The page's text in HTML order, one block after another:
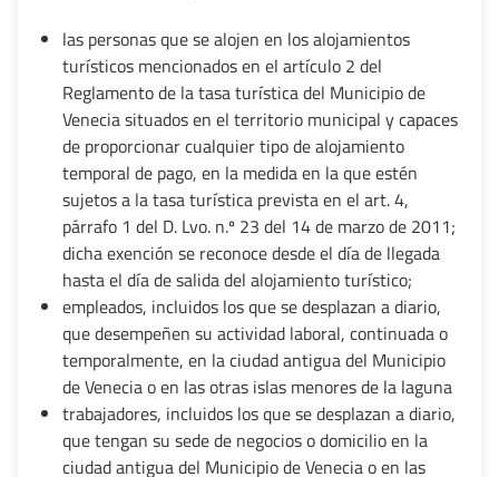
las personas que se alojen en los alojamientos
turísticos mencionados en el artículo 2 del
Reglamento de la tasa turística del Municipio de
Venecia situados en el territorio municipal y capaces
de proporcionar cualquier tipo de alojamiento
temporal de pago, en la medida en la que estén
sujetos a la tasa turística prevista en el art. 4,
párrafo 1 del D. Lvo. n.º 23 del 14 de marzo de 2011;
dicha exención se reconoce desde el día de llegada
hasta el día de salida del alojamiento turístico;
empleados, incluidos los que se desplazan a diario,
que desempeñen su actividad laboral, continuada o
temporalmente, en la ciudad antigua del Municipio
de Venecia o en las otras islas menores de la laguna
trabajadores, incluidos los que se desplazan a diario,
que tengan su sede de negocios o domicilio en la
ciudad antigua del Municipio de Venecia o en las